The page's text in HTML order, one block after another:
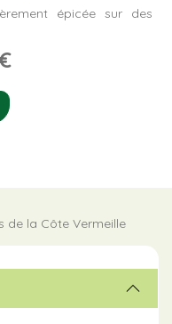
épicée sur des
de la Côte Vermeille